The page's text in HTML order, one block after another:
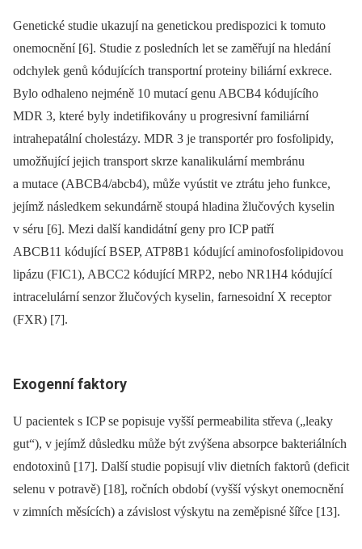
Genetické studie ukazují na genetickou predispozici k tomuto
onemocnění [6]. Studie z posledních let se zaměřují na hledání
odchylek genů kódujících transportní proteiny biliární exkrece.
Bylo odhaleno nejméně 10 mutací genu ABCB4 kódujícího
MDR 3, které byly indetifikovány u progresivní familiární
intrahepatální cholestázy. MDR 3 je transportér pro fosfolipidy,
umožňující jejich transport skrze kanalikulární membránu
a mutace (ABCB4/abcb4), může vyústit ve ztrátu jeho funkce,
jejímž následkem sekundárně stoupá hladina žlučových kyselin
v séru [6]. Mezi další kandidátní geny pro ICP patří
ABCB11 kódující BSEP, ATP8B1 kódující aminofosfolipidovou
lipázu (FIC1), ABCC2 kódující MRP2, nebo NR1H4 kódující
intracelulární senzor žlučových kyselin, farnesoidní X receptor
(FXR) [7].
Exogenní faktory
U pacientek s ICP se popisuje vyšší permeabilita střeva („leaky
gut“), v jejímž důsledku může být zvýšena absorpce bakteriálních
endotoxinů [17]. Další studie popisují vliv dietních faktorů (deficit
selenu v potravě) [18], ročních období (vyšší výskyt onemocnění
v zimních měsících) a závislost výskytu na zeměpisné šířce [13].